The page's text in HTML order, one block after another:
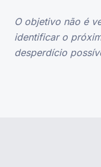
O objetivo não é
identificar o
desperdício